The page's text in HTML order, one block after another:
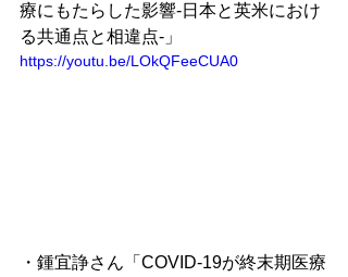
療にもたらした影響-日本と英米におけ
る共通点と相違点-」
https://youtu.be/LOkQFeeCUA0
・鍾宜諍さん「COVID-19が終末期医療